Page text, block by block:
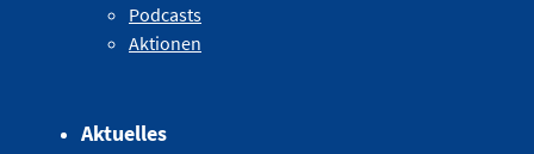
Podcasts
Aktionen
Aktuelles